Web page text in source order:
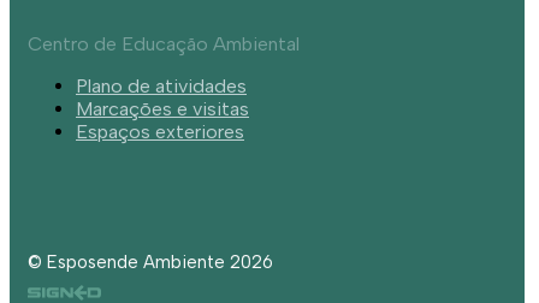
Centro de Educação Ambiental
Plano de atividades
Marcações e visitas
Espaços exteriores
© Esposende Ambiente 2026